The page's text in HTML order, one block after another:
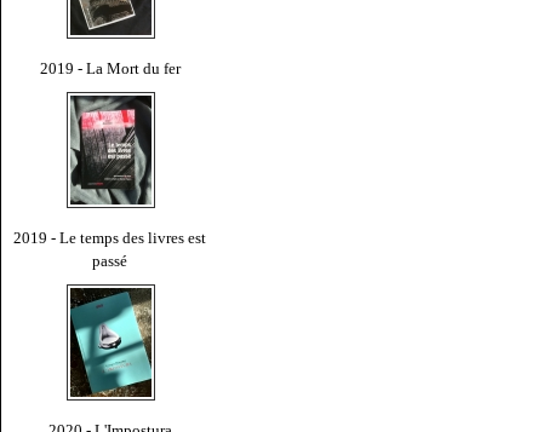
2019 - La Mort du fer
2019 - Le temps des livres est
passé